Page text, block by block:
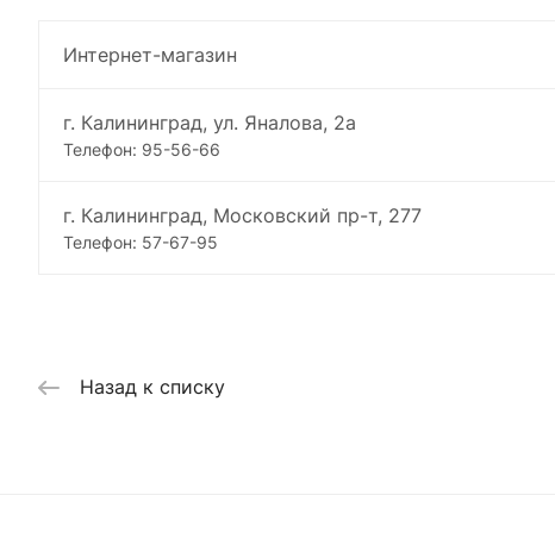
Интернет-магазин
г. Калининград, ул. Яналова, 2а
Телефон: 95-56-66
г. Калининград, Московский пр-т, 277
Телефон: 57-67-95
Назад к списку